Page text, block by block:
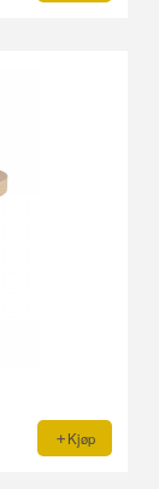
Kjøp